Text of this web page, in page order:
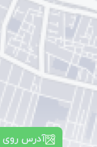
آدرس روی